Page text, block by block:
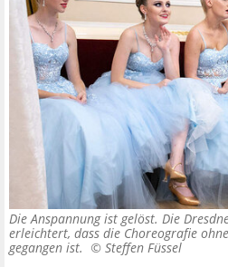
Die Anspannung ist gelöst. Die
erleichtert, dass die Choreografie
gegangen ist. © Steffen Füssel